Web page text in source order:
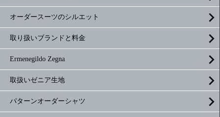
オーダースーツのシルエット
取り扱いブランドと料金
Ermenegildo Zegna
取扱いゼニア生地
パターンオーダーシャツ